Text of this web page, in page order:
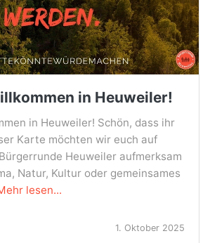
in Heuweiler!
in Heuweiler! Schön, dass ihr
Karte möchten wir euch auf
Heuweiler aufmerksam
Natur, Kultur oder gemeinsames
lesen...
1. Oktober 2025